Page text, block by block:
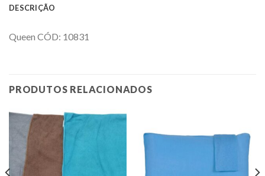
DESCRIÇÃO
Queen CÓD: 10831
PRODUTOS RELACIONADOS